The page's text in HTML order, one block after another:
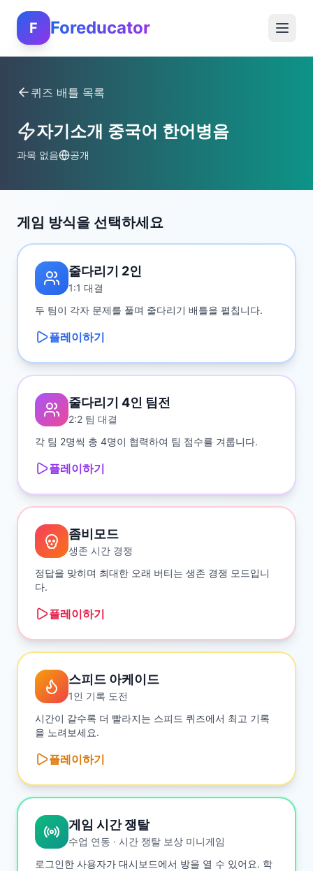
F Foreducator
퀴즈 배틀 목록
자기소개 중국어 한어병음
과목 없음 공개
게임 방식을 선택하세요
줄다리기 2인
1:1 대결
두 팀이 각자 문제를 풀며 줄다리기 배틀을 펼칩니다.
플레이하기
줄다리기 4인 팀전
2:2 팀 대결
각 팀 2명씩 총 4명이 협력하여 팀 점수를 겨룹니다.
플레이하기
좀비모드
생존 시간 경쟁
정답을 맞히며 최대한 오래 버티는 생존 경쟁 모드입니
다.
플레이하기
스피드 아케이드
1인 기록 도전
시간이 갈수록 더 빨라지는 스피드 퀴즈에서 최고 기록
을 노려보세요.
플레이하기
게임 시간 쟁탈
수업 연동 · 시간 쟁탈 보상 미니게임
로그인한 사용자가 대시보드에서 방을 열 수 있어요. 학